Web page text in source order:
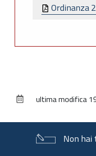
Ordinanza
documentoultima modifica
Non hai